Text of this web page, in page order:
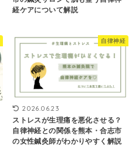
経ケアについて解説
自律神経
2026.06.23
ストレスが生理痛を悪化させる？
自律神経との関係を熊本・合志市
の女性鍼灸師がわかりやすく解説